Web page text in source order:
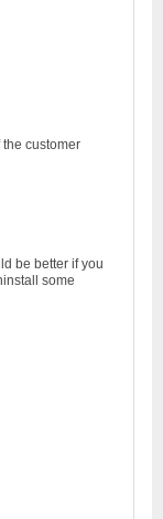
customer
be better if you
some